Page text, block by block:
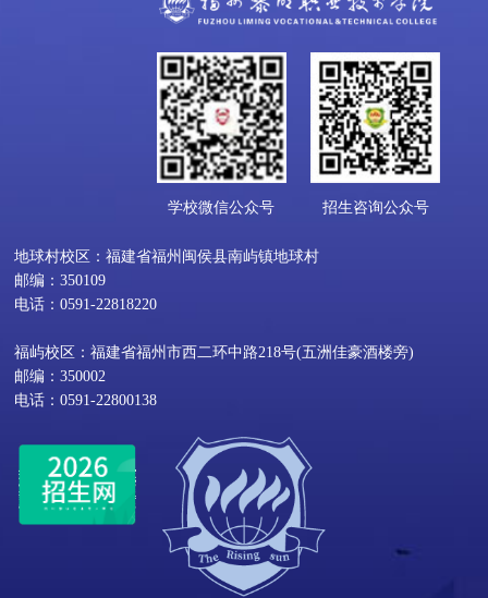
学校微信公众号 招生咨询公众号
地球村校区：福建省福州闽侯县南屿镇地球村
邮编：350109
电话：0591-22818220
福屿校区：福建省福州市西二环中路218号(五洲佳豪酒楼旁)
邮编：350002
电话：0591-22800138